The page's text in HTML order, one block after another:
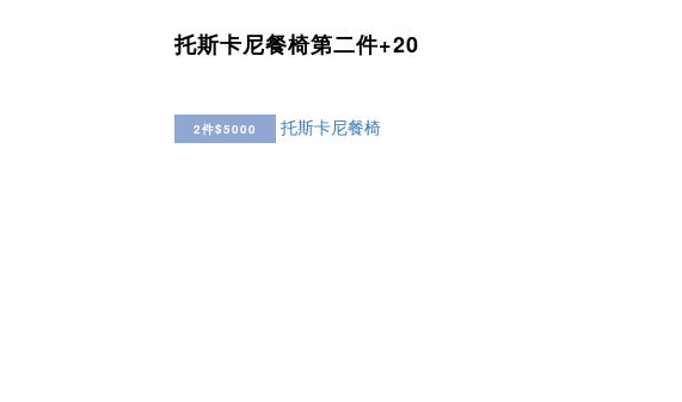
托斯卡尼餐椅第二件+20
2件$5000